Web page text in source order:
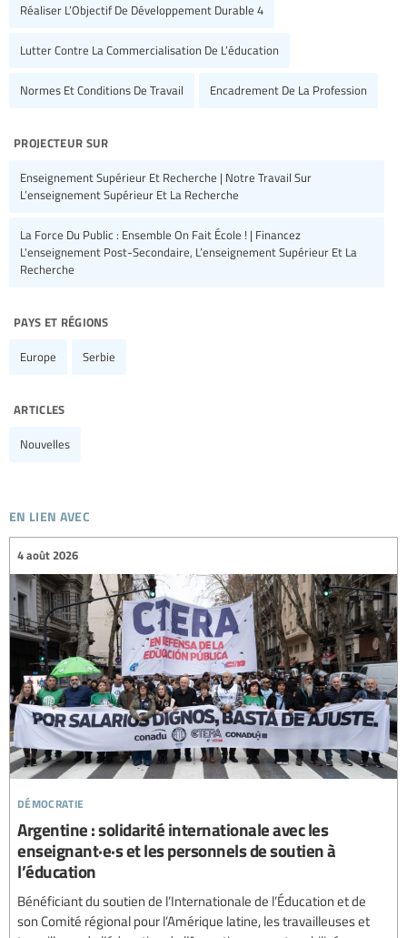
Réaliser L’Objectif De Développement Durable 4
Lutter Contre La Commercialisation De L’éducation
Normes Et Conditions De Travail Encadrement De La Profession
projecteur sur
Enseignement Supérieur Et Recherche | Notre Travail Sur
L’enseignement Supérieur Et La Recherche
La Force Du Public : Ensemble On Fait École ! | Financez
L'enseignement Post-Secondaire, L’enseignement Supérieur Et La
Recherche
pays et régions
Europe Serbie
articles
Nouvelles
en lien avec
démocratie
4 août 2026
Argentine : solidarité internationale avec les
enseignant·e·s et les personnels de soutien à
l’éducation
Bénéficiant du soutien de l’Internationale de l’Éducation et de
son Comité régional pour l’Amérique latine, les travailleuses et